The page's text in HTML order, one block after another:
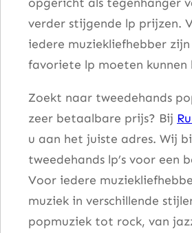
verder stijgende lp prijzen.
iedere muziekliefhebber
favoriete lp moeten kunnen
Zoekt naar tweedehands
zeer betaalbare prijs? Bij
u aan het juiste adres. Wij
tweedehands lp’s voor een
Voor iedere
muziek in verschillende
popmuziek tot rock, van